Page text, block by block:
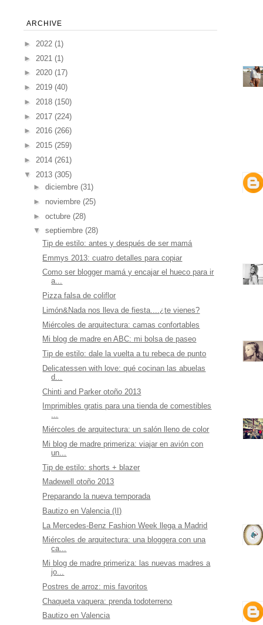
ARCHIVE
► 2022 (1)
► 2021 (1)
► 2020 (17)
► 2019 (40)
► 2018 (150)
► 2017 (224)
► 2016 (266)
► 2015 (259)
► 2014 (261)
▼ 2013 (305)
► diciembre (31)
► noviembre (25)
► octubre (28)
▼ septiembre (28)
Tip de estilo: antes y después de ser mamá
Emmys 2013: cuatro detalles para copiar
Como ser blogger mamá y encajar el hueco para ir
a...
Pizza falsa de coliflor
Limón&Nada nos lleva de fiesta....¿te vienes?
Miércoles de arquitectura: camas confortables
Mi blog de madre en ABC: mi bolsa de paseo
Tip de estilo: dale la vuelta a tu rebeca de punto
Delicatessen with love: qué cocinan las abuelas
d...
Chinti and Parker otoño 2013
Imprimibles gratis para una tienda de comestibles
...
Miércoles de arquitectura: un salón lleno de color
Mi blog de madre primeriza: viajar en avión con
un...
Tip de estilo: shorts + blazer
Madewell otoño 2013
Preparando la nueva temporada
Bautizo en Valencia (II)
La Mercedes-Benz Fashion Week llega a Madrid
Miércoles de arquitectura: una bloggera con una
ca...
Mi blog de madre primeriza: las nuevas madres a
jo...
Postres de arroz: mis favoritos
Chaqueta vaquera: prenda todoterreno
Bautizo en Valencia